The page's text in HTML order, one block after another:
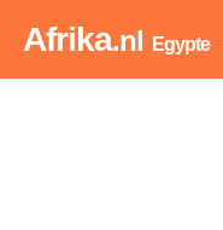
Afrika.nl Egypte